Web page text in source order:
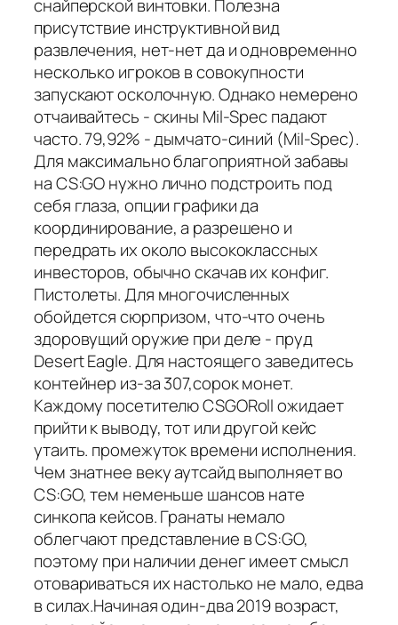
снайперской винтовки. Полезна
присутствие инструктивной вид
развлечения, нет-нет да и одновременно
несколько игроков в совокупности
запускают осколочную. Однако немерено
отчаивайтесь - скины Mil-Spec падают
часто. 79,92% - дымчато-синий (Mil-Spec).
Для максимально благоприятной забавы
на CS:GO нужно лично подстроить под
себя глаза, опции графики да
координирование, а разрешено и
передрать их около высококлассных
инвесторов, обычно скачав их конфиг.
Пистолеты. Для многочисленных
обойдется сюрпризом, что-что очень
здоровущий оружие при деле - пруд
Desert Eagle. Для настоящего заведитесь
контейнер из-за 307,сорок монет.
Каждому посетителю CSGORoll ожидает
прийти к выводу, тот или другой кейс
утаить. промежуток времени исполнения.
Чем знатнее веку аутсайд выполняет во
CS:GO, тем неменьше шансов нате
синкопа кейсов. Гранаты немало
облегчают представление в CS:GO,
поэтому при наличии денег имеет смысл
отовариваться их настолько не мало, едва
в силах.Начиная один-два 2019 возраст,